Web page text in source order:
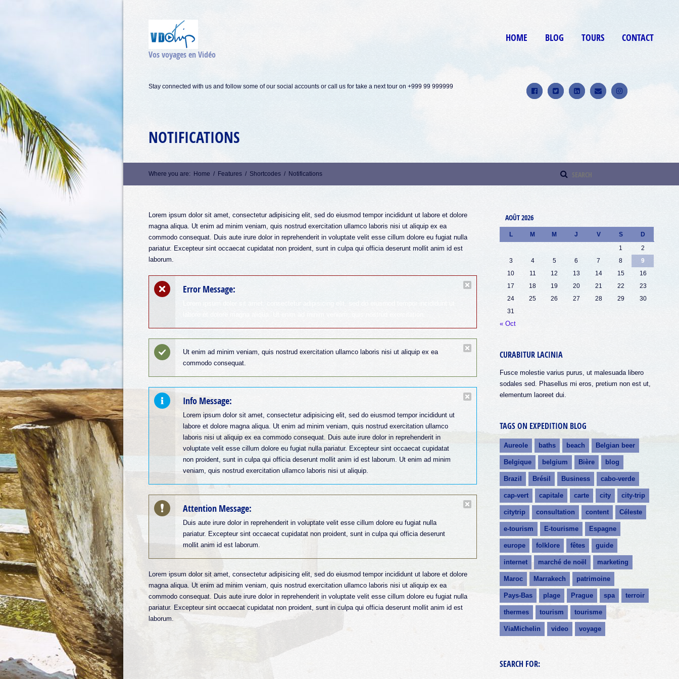
Vos voyages en Vidéo
HOME BLOG TOURS CONTACT
Stay connected with us and follow some of our social accounts or call us for take a next tour on +999 99 999999
NOTIFICATIONS
Where you are: Home / Features / Shortcodes / Notifications
Lorem ipsum dolor sit amet, consectetur adipisicing elit, sed do eiusmod tempor incididunt ut labore et dolore
magna aliqua. Ut enim ad minim veniam, quis nostrud exercitation ullamco laboris nisi ut aliquip ex ea
commodo consequat. Duis aute irure dolor in reprehenderit in voluptate velit esse cillum dolore eu fugiat nulla
pariatur. Excepteur sint occaecat cupidatat non proident, sunt in culpa qui officia deserunt mollit anim id est
laborum.
Error Message:
Ut enim ad minim veniam, quis nostrud exercitation ullamco laboris nisi ut aliquip ex ea
commodo consequat.
Info Message:
Lorem ipsum dolor sit amet, consectetur adipisicing elit, sed do eiusmod tempor incididunt ut
labore et dolore magna aliqua. Ut enim ad minim veniam, quis nostrud exercitation ullamco
laboris nisi ut aliquip ex ea commodo consequat. Duis aute irure dolor in reprehenderit in
voluptate velit esse cillum dolore eu fugiat nulla pariatur. Excepteur sint occaecat cupidatat
non proident, sunt in culpa qui officia deserunt mollit anim id est laborum. Ut enim ad minim
veniam, quis nostrud exercitation ullamco laboris nisi ut aliquip.
Attention Message:
Duis aute irure dolor in reprehenderit in voluptate velit esse cillum dolore eu fugiat nulla
pariatur. Excepteur sint occaecat cupidatat non proident, sunt in culpa qui officia deserunt
mollit anim id est laborum.
Lorem ipsum dolor sit amet, consectetur adipisicing elit, sed do eiusmod tempor incididunt ut labore et dolore
magna aliqua. Ut enim ad minim veniam, quis nostrud exercitation ullamco laboris nisi ut aliquip ex ea
commodo consequat. Duis aute irure dolor in reprehenderit in voluptate velit esse cillum dolore eu fugiat nulla
pariatur. Excepteur sint occaecat cupidatat non proident, sunt in culpa qui officia deserunt mollit anim id est
laborum.
AOÛT 2026
L M M J V S
D
1
2
3
4 5 6 7 8
9
10
11 12 13 14 15
16
17
18 19 20 21 22
23
24
25 26 27 28 29
30
31
« Oct
CURABITUR LACINIA
Fusce molestie varius purus, ut malesuada libero
sodales sed. Phasellus mi eros, pretium non est ut,
elementum laoreet dui.
TAGS ON EXPEDITION BLOG
Aureole baths beach Belgian beer
Belgique belgium Bière blog
Brazil Brésil Business cabo-verde
cap-vert capitale carte city city-trip
citytrip consultation content Céleste
e-tourism E-tourisme Espagne
europe folklore fêtes guide
internet marché de noël marketing
Maroc Marrakech patrimoine
Pays-Bas plage Prague spa terroir
thermes tourism tourisme
ViaMichelin video voyage
SEARCH FOR: